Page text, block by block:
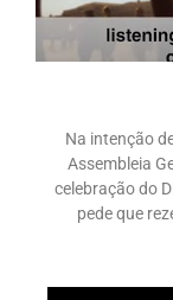
Na intenção
Assembleia
celebração do
pede que